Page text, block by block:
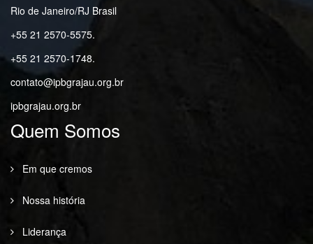
Rio de Janeiro/RJ Brasil
+55 21 2570-5575.
+55 21 2570-1748.
contato@ipbgrajau.org.br
ipbgrajau.org.br
Quem Somos
Em que cremos
Nossa história
Liderança